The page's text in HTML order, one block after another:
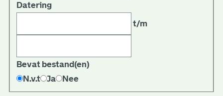
Datering
t/m
Bevat bestand(en)
N.v.t
Ja Nee